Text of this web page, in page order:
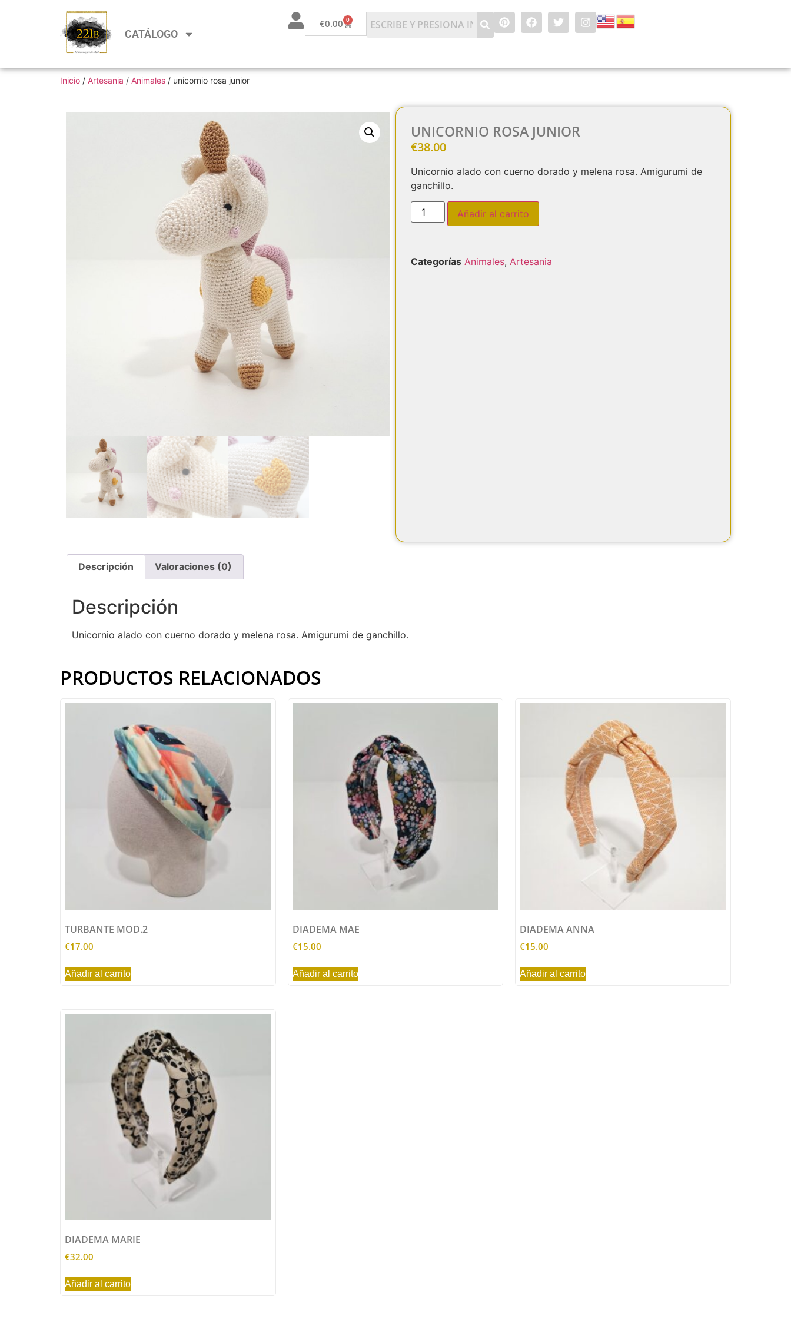
CATÁLOGO
€0.00 0
Inicio / Artesania / Animales / unicornio rosa junior
UNICORNIO ROSA JUNIOR
€38.00
Unicornio alado con cuerno dorado y melena rosa. Amigurumi de
ganchillo.
Añadir al carrito
Categorías Animales, Artesania
Descripción Valoraciones (0)
Descripción
Unicornio alado con cuerno dorado y melena rosa. Amigurumi de ganchillo.
PRODUCTOS RELACIONADOS
TURBANTE MOD.2
€17.00
Añadir al carrito
DIADEMA MAE
€15.00
Añadir al carrito
DIADEMA ANNA
€15.00
Añadir al carrito
DIADEMA MARIE
€32.00
Añadir al carrito